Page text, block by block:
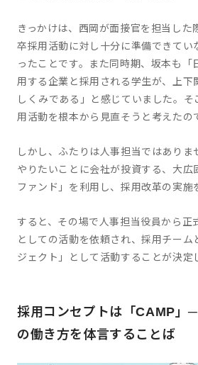
きっかけは、西岡が面接官を担当した
卒採用活動に対し十分に準備できてい
ったことです。また同時期、坂本も「
用する企業と採用される学生が、上下
しくみである」と感じていました。そ
用活動を根本から見直そうと考えたの
しかし、ふたりは人事担当ではありま
やりたいことに会社が投資する、大広
ファンド」を利用し、採用改革の実施
すると、その場で人事担当役員から正
としての活動を依頼され、採用チーム
ジェクト」として活動することが決定
採用コンセプトは「CAMP」
の働き方を体言することば